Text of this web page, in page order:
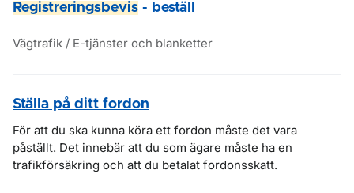
Registreringsbevis - beställ
Vägtrafik / E-tjänster och blanketter
Ställa på ditt fordon
För att du ska kunna köra ett fordon måste det vara
påställt. Det innebär att du som ägare måste ha en
trafikförsäkring och att du betalat fordonsskatt.